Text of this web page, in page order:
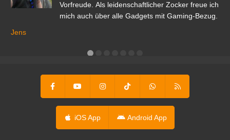
Vorfreude. Als leidenschaftlicher Zocker freue ich
mich auch über alle Gadgets mit Gaming-Bezug.
Jens
iOS App Android App